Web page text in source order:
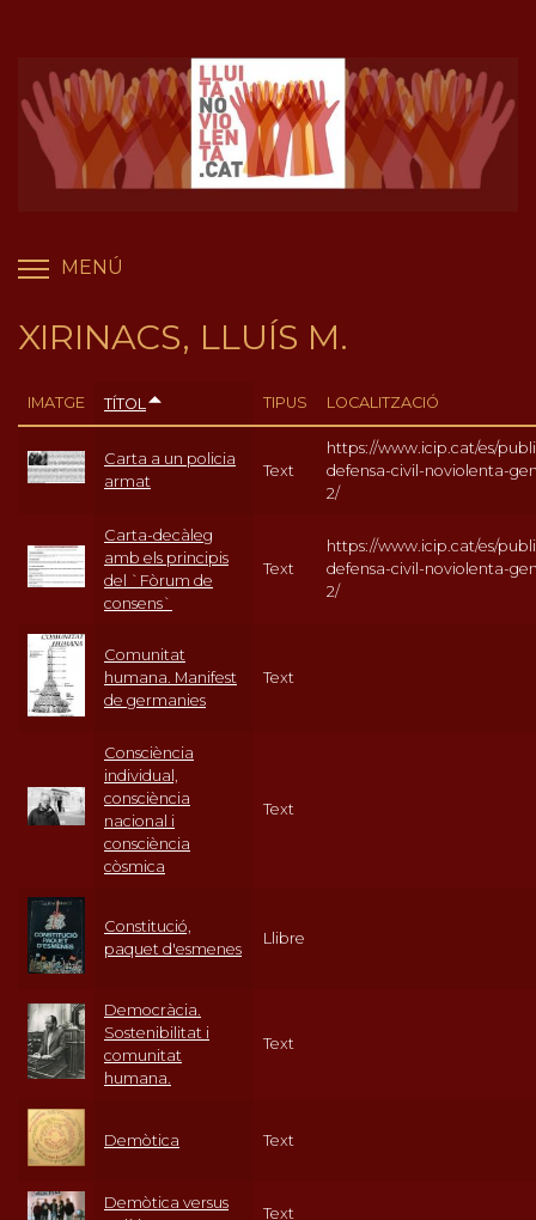
contingut
MENÚ
XIRINACS, LLUÍS M.
IMATGE TÍTOL TIPUS LOCALITZACIÓ
Carta a un policia
armat
Text
https://www.icip.cat/es/
defensa-civil-noviolenta-
2/
Carta-decàleg
amb els principis
del `Fòrum de
consens`
Text
https://www.icip.cat/es/
defensa-civil-noviolenta-
2/
Comunitat
humana. Manifest
de germanies
Text
Consciència
individual,
consciència
nacional i
consciència
còsmica
Text
Constitució,
paquet d'esmenes
Llibre
Democràcia.
Sostenibilitat i
comunitat
humana.
Text
Demòtica Text
Demòtica versus
Text